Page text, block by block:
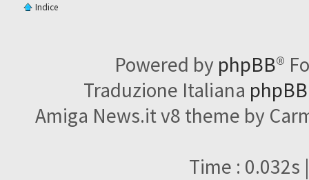
Indice
Powered by phpBB®
Traduzione Italiana
Amiga News.it v8 theme by
Time : 0.032s